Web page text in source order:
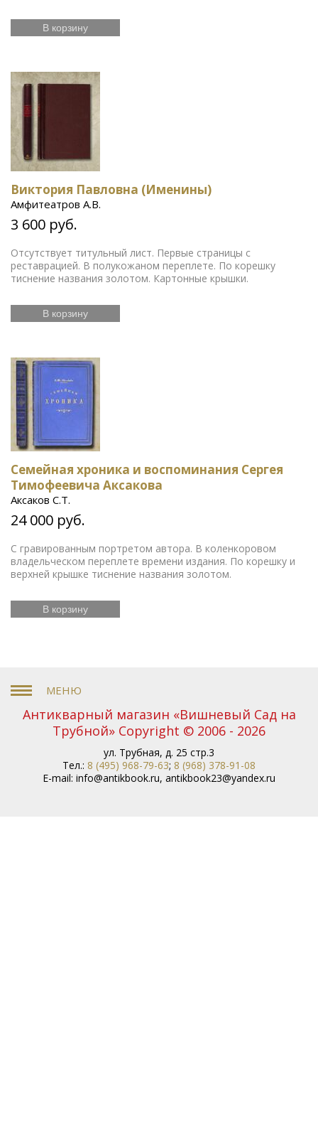
В корзину
Виктория Павловна (Именины)
Амфитеатров А.В.
3 600 руб.
Отсутствует титульный лист. Первые страницы с
реставрацией. В полукожаном переплете. По корешку
тиснение названия золотом. Картонные крышки.
В корзину
Семейная хроника и воспоминания Сергея
Тимофеевича Аксакова
Аксаков С.Т.
24 000 руб.
С гравированным портретом автора. В коленкоровом
владельческом переплете времени издания. По корешку и
верхней крышке тиснение названия золотом.
В корзину
Антикварный магазин «Вишневый Сад на
Трубной» Copyright © 2006 - 2026
ул. Трубная, д. 25 стр.3
Тел.: 8 (495) 968-79-63; 8 (968) 378-91-08
E-mail: info@antikbook.ru, antikbook23@yandex.ru